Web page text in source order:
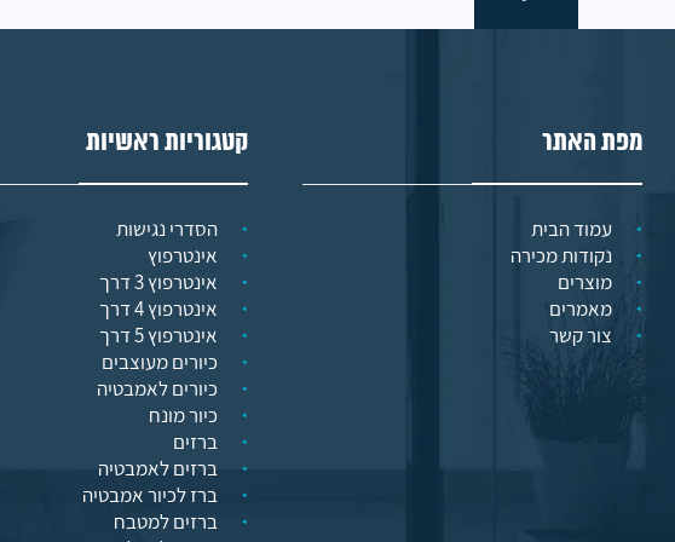
מפת האתר
עמוד הבית
נקודות מכירה
מוצרים
מאמרים
צור קשר
קטגוריות ראשיות
הסדרי נגישות
אינטרפוץ
אינטרפוץ 3 דרך
אינטרפוץ 4 דרך
אינטרפוץ 5 דרך
כיורים מעוצבים
כיורים לאמבטיה
כיור מונח
ברזים
ברזים לאמבטיה
ברז לכיור אמבטיה
ברזים למטבח